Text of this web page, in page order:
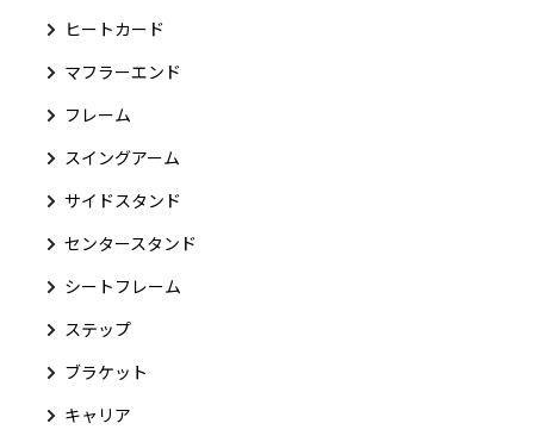
ヒートカード
マフラーエンド
フレーム
スイングアーム
サイドスタンド
センタースタンド
シートフレーム
ステップ
ブラケット
キャリア